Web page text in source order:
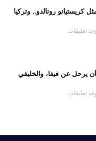
كريستيانو رونالدو.. وتركيا
تعليقات
أن يرحل عن فيفا، والخليفي
تعليقات